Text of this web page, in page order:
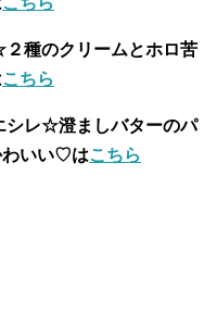
種のクリームとホロ苦
こちら
シレ☆澄ましバターのパ
わいい♡はこちら